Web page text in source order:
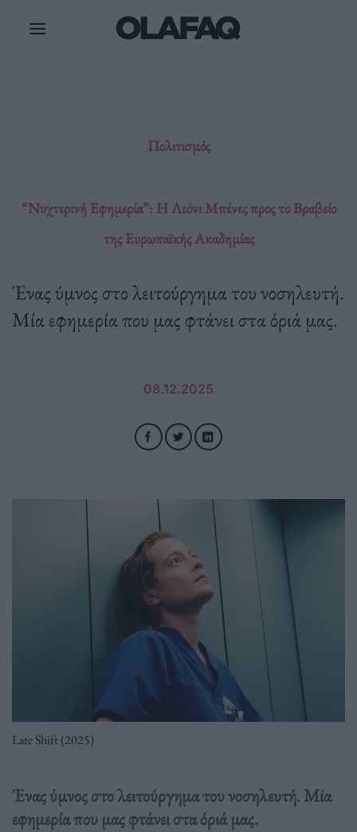
Πολιτισμός
“Νυχτερινή Εφημερία”: Η Λεόνι Μπένες προς το Βραβείο
της Ευρωπαϊκής Ακαδημίας
Ένας ύμνος στο λειτούργημα του νοσηλευτή.
Μία εφημερία που μας φτάνει στα όριά μας.
08.12.2025
Late Shift (2025)
Ένας ύμνος στο λειτούργημα του νοσηλευτή. Μία
εφημερία που μας φτάνει στα όριά μας.